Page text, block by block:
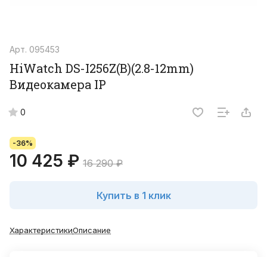
Арт. 095453
HiWatch DS-I256Z(B)(2.8-12mm)
Видеокамера IP
0
-36%
10 425 ₽ 16 290 ₽
Купить в 1 клик
ХарактеристикиОписание